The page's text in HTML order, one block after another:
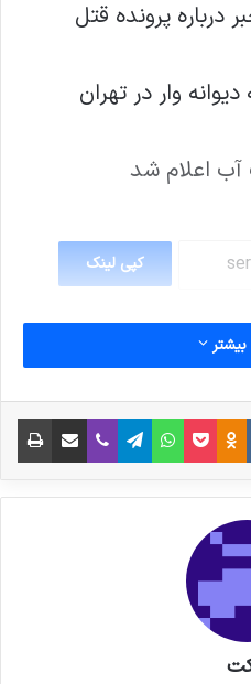
پرونده قتل
وار در تهران
اعلام شد
کپی لینک
‫VKontakte
‫Odnoklassniki
پاکتواتس آپ تلگراموایبر اشتراک گذاری از طریق ایمیل